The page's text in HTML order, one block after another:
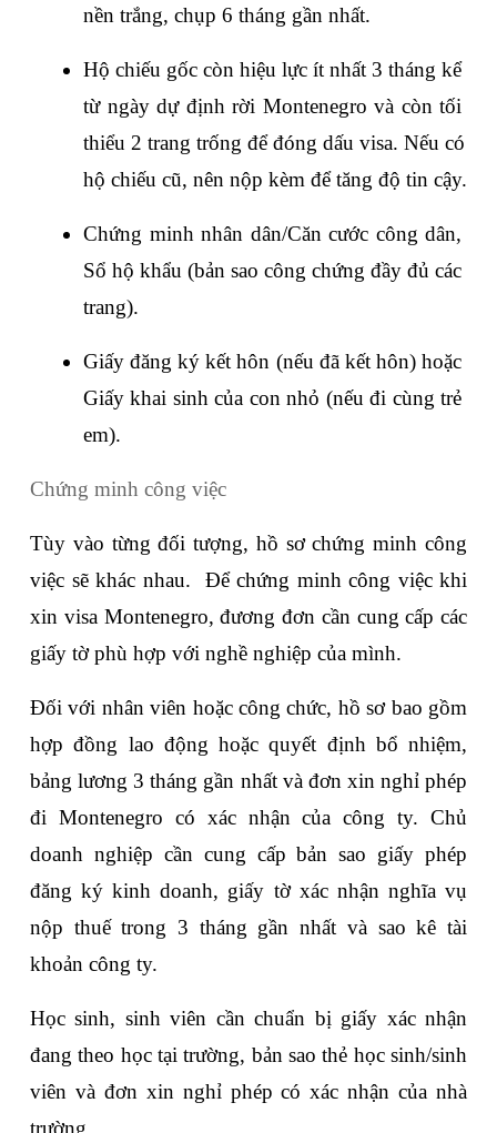
nền trắng, chụp 6 tháng gần nhất.
Hộ chiếu gốc còn hiệu lực ít nhất 3 tháng kể
từ ngày dự định rời Montenegro và còn tối
thiểu 2 trang trống để đóng dấu visa. Nếu có
hộ chiếu cũ, nên nộp kèm để tăng độ tin cậy.
Chứng minh nhân dân/Căn cước công dân,
Sổ hộ khẩu (bản sao công chứng đầy đủ các
trang).
Giấy đăng ký kết hôn (nếu đã kết hôn) hoặc
Giấy khai sinh của con nhỏ (nếu đi cùng trẻ
em).
Chứng minh công việc
Tùy vào từng đối tượng, hồ sơ chứng minh công
việc sẽ khác nhau.  Để chứng minh công việc khi
xin visa Montenegro, đương đơn cần cung cấp các
giấy tờ phù hợp với nghề nghiệp của mình.
Đối với nhân viên hoặc công chức, hồ sơ bao gồm
hợp đồng lao động hoặc quyết định bổ nhiệm,
bảng lương 3 tháng gần nhất và đơn xin nghỉ phép
đi Montenegro có xác nhận của công ty. Chủ
doanh nghiệp cần cung cấp bản sao giấy phép
đăng ký kinh doanh, giấy tờ xác nhận nghĩa vụ
nộp thuế trong 3 tháng gần nhất và sao kê tài
khoản công ty.
Học sinh, sinh viên cần chuẩn bị giấy xác nhận
đang theo học tại trường, bản sao thẻ học sinh/sinh
viên và đơn xin nghỉ phép có xác nhận của nhà
trường.